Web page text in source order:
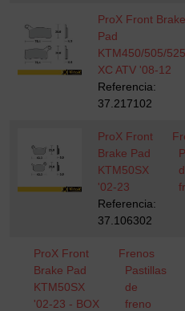
ProX Front Brake
Pad
KTM450/505/
XC ATV '08-12
Referencia:
37.217102
ProX Front
Brake Pad
KTM50SX
'02-23
Referencia:
37.106302
ProX Front
Brake Pad
KTM50SX
'02-23 - BOX
Frenos
Pastillas
de
freno